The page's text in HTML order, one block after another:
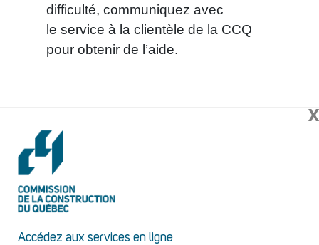
difficulté, communiquez avec
le service à la clientèle de la CCQ
pour obtenir de l’aide.
X
Accédez aux services en ligne